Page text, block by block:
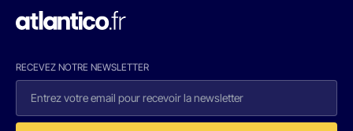
RECEVEZ NOTRE NEWSLETTER